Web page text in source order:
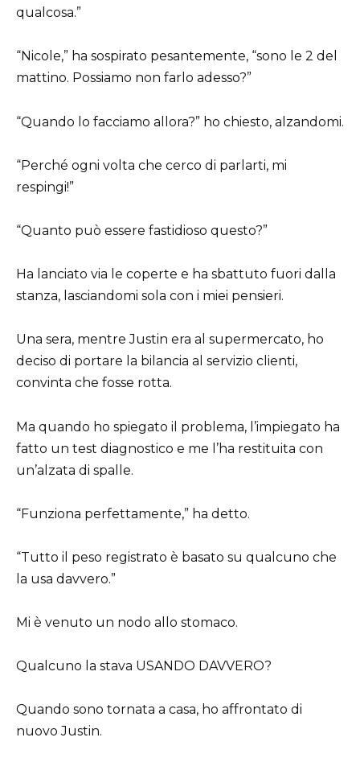
qualcosa.”
“Nicole,” ha sospirato pesantemente, “sono le 2 del
mattino. Possiamo non farlo adesso?”
“Quando lo facciamo allora?” ho chiesto, alzandomi.
“Perché ogni volta che cerco di parlarti, mi
respingi!”
“Quanto può essere fastidioso questo?”
Ha lanciato via le coperte e ha sbattuto fuori dalla
stanza, lasciandomi sola con i miei pensieri.
Una sera, mentre Justin era al supermercato, ho
deciso di portare la bilancia al servizio clienti,
convinta che fosse rotta.
Ma quando ho spiegato il problema, l’impiegato ha
fatto un test diagnostico e me l’ha restituita con
un’alzata di spalle.
“Funziona perfettamente,” ha detto.
“Tutto il peso registrato è basato su qualcuno che
la usa davvero.”
Mi è venuto un nodo allo stomaco.
Qualcuno la stava USANDO DAVVERO?
Quando sono tornata a casa, ho affrontato di
nuovo Justin.